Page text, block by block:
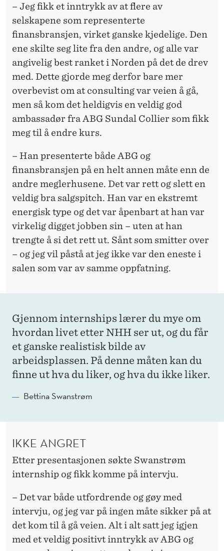
– Jeg fikk et inntrykk av at flere av
selskapene som representerte
finansbransjen, virket ganske kjedelige. Den
ene skilte seg lite fra den andre, og alle var
angivelig best ranket i Norden på det de drev
med. Dette gjorde meg derfor bare mer
overbevist om at consulting var veien å gå,
men så kom det heldigvis en veldig god
ambassadør fra ABG Sundal Collier som fikk
meg til å endre kurs.
– Han presenterte både ABG og
finansbransjen på en helt annen måte enn de
andre meglerhusene. Det var rett og slett en
veldig bra salgspitch. Han var en ekstremt
energisk type og det var åpenbart at han var
virkelig digget jobben sin – uten at han
trengte å si det rett ut. Sånt som smitter over
– og jeg vil påstå at jeg ikke var den eneste i
salen som var av samme oppfatning.
Gjennom internships lærer du mye om
hvordan livet etter NHH ser ut, og du får
et ganske realistisk bilde av
arbeidsplassen. På denne måten kan du
finne ut hva du liker, og hva du ikke liker.
Bettina Swanstrøm
IKKE ANGRET
Etter presentasjonen søkte Swanstrøm
internship og fikk komme på intervju.
– Det var både utfordrende og gøy med
intervju, og jeg var på ingen måte sikker på at
det kom til å gå veien. Alt i alt satt jeg igjen
med et veldig positivt inntrykk av ABG og